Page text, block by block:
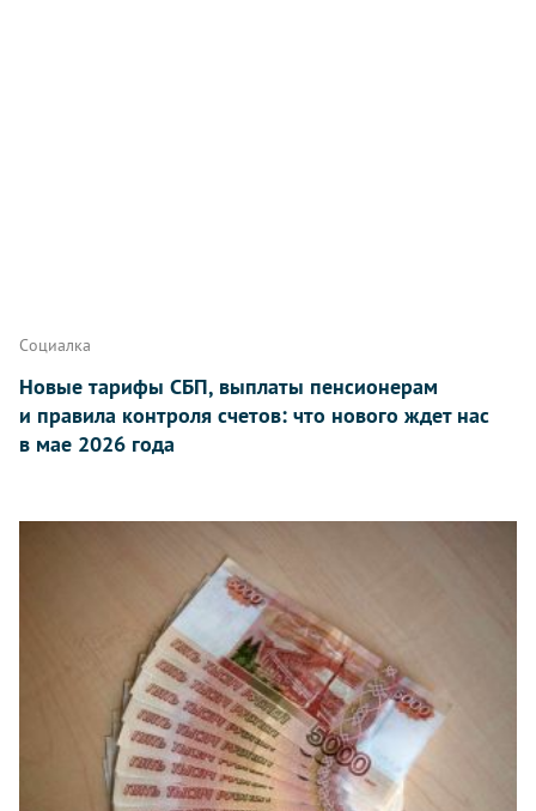
Социалка
Новые тарифы СБП, выплаты пенсионерам
и правила контроля счетов: что нового ждет нас
в мае 2026 года